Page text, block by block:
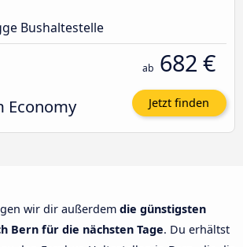
Bushaltestelle
Economy
ab 682 €
Jetzt finden
wir dir außerdem die günstigsten
Bern für die nächsten Tage. Du erhältst